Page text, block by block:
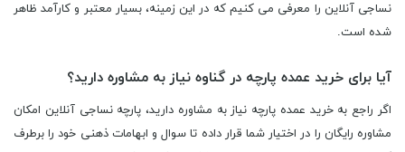
نساجی آنلاین را معرفی می‌ کنیم که در این زمینه‌، بسیار معتبر و کارآمد ظاهر
شده است.
آیا برای خرید عمده پارچه در گناوه نیاز به مشاوره دارید؟
اگر راجع به خرید عمده پارچه نیاز به مشاوره دارید، پارچه نساجی آنلاین امکان
مشاوره رایگان را در اختیار شما قرار داده تا سوال و ابهامات ذهنی خود را برطرف